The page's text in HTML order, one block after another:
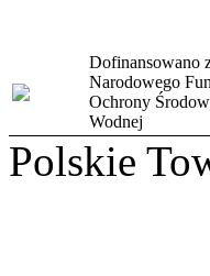
Dofinansowano
Narodowego
Ochrony
Wodnej
Polskie